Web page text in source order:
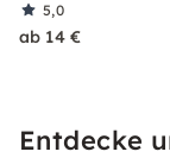
5,0
ab 14 €
Entdecke